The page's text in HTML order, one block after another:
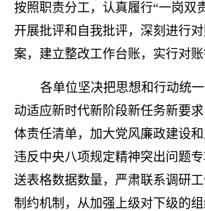
按照职责分工，认真履行“一岗双
开展批评和自我批评，深刻进行
案，建立整改工作台账，实行对
各单位坚决把思想和行动统
动适应新时代新阶段新任务新要
体责任清单，加大党风廉政建设
违反中央八项规定精神突出问题
送表格数据数量，严肃联系调研
制约机制，从加强上级对下级的